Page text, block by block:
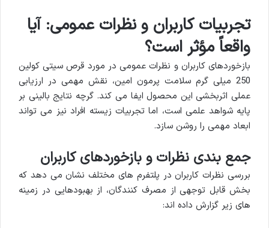
تجربیات کاربران و نظرات عمومی: آیا
واقعاً مؤثر است؟
بازخوردهای کاربران و نظرات عمومی در مورد قرص سیتی کولین
250 میلی گرم سلامت پرمون امین، نقش مهمی در ارزیابی
عملی اثربخشی این محصول ایفا می کند. گرچه نتایج بالینی بر
پایه شواهد علمی است، اما تجربیات زیسته افراد نیز می تواند
ابعاد مهمی را روشن سازد.
جمع بندی نظرات و بازخوردهای کاربران
بررسی نظرات کاربران در پلتفرم های مختلف نشان می دهد که
بخش قابل توجهی از مصرف کنندگان، از بهبودهایی در زمینه
های زیر گزارش داده اند: